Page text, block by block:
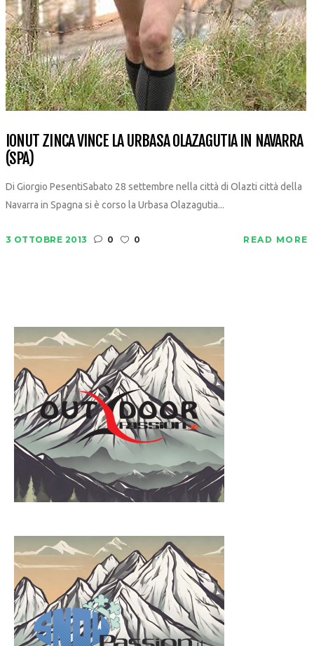
IONUT ZINCA VINCE LA URBASA OLAZAGUTIA IN NAVARRA
(SPA)
Di Giorgio PesentiSabato 28 settembre nella città di Olazti città della
Navarra in Spagna si è corso la Urbasa Olazagutia...
3 OTTOBRE 2013 0 0 READ MORE